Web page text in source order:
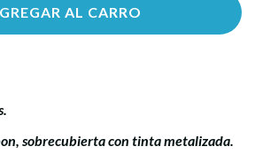
AL CARRO
sobrecubierta con tinta metalizada.